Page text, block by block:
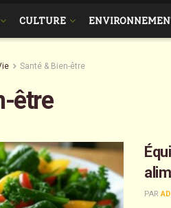
CULTURE
Santé & Bien-être
être
PAR